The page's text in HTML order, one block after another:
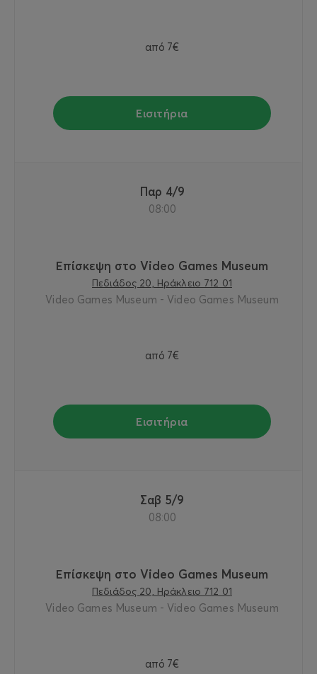
από 7€
Εισιτήρια
Παρ 4/9
08:00
Επίσκεψη στο Video Games Museum
Πεδιάδος 20, Ηράκλειο 712 01
Video Games Museum - Video Games Museum
από 7€
Εισιτήρια
Σαβ 5/9
08:00
Επίσκεψη στο Video Games Museum
Πεδιάδος 20, Ηράκλειο 712 01
Video Games Museum - Video Games Museum
από 7€